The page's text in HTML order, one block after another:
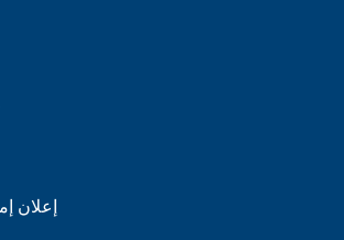
إعلان